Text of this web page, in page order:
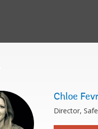
Chloe
Director,